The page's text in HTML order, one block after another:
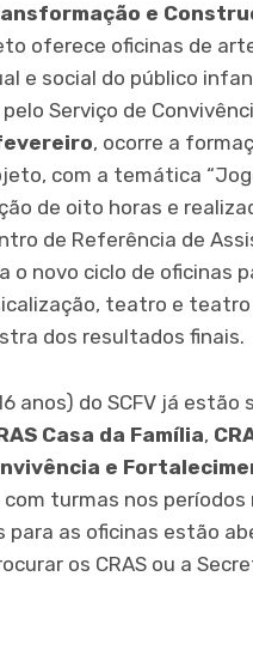
e
oferece oficinas de
e social do público
Serviço de
, ocorre a
com a temática
de oito horas e
de Referência de
o novo ciclo de oficinas
teatro e teatro
dos resultados finais.
anos) do SCFV já estão
Casa da Família,
e
com turmas nos
para as oficinas estão
os CRAS ou a